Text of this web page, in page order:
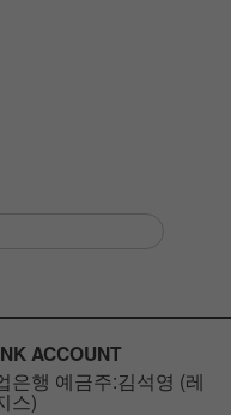
ACCOUNT
은행 예금주:김석영 (레
스)